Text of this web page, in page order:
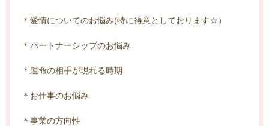
＊愛情についてのお悩み(特に得意としております☆）
＊パートナーシップのお悩み
＊運命の相手が現れる時期
＊お仕事のお悩み
＊事業の方向性